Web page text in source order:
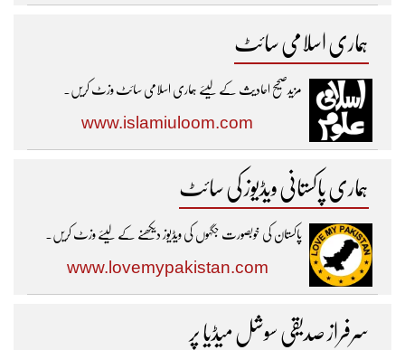
ہماری اسلامی سائٹ
مزیدصحیح احادیث کے لیئے ہماری اسلامی سائٹ وزٹ کریں۔
www.islamiuloom.com
ہماری پاکستانی ویڈیوز کی سائٹ
پاکستان کی خوبصورت جگہوں کی ویڈیوز دیکھنے کے لیئے وزٹ کریں۔
www.lovemypakistan.com
سرفراز صدیقی سوشل میڈیا پر